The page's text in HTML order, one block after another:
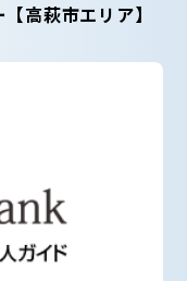
高萩市エリア】